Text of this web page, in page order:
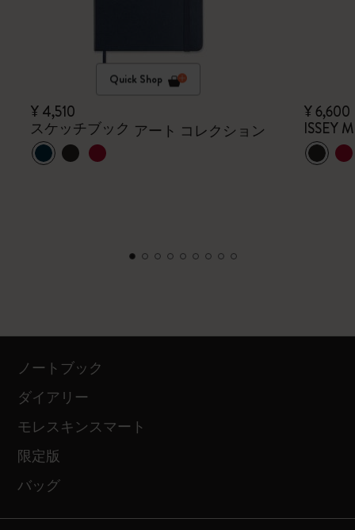
Quick Shop
¥ 4,510
スケッチブック アート コレクション
¥ 6,600
ISSEY
ノートブック
ダイアリー
モレスキンスマート
限定版
バッグ